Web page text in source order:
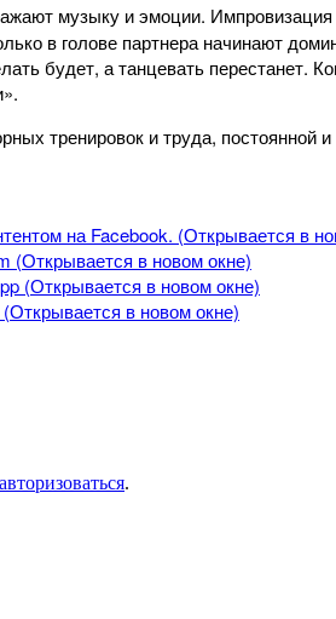
музыку и эмоции.
в голове партнера начинают
будет, а танцевать перестанет.
тренировок и труда,
на Facebook. (Открывается в
(Открывается в новом окне)
(Открывается в новом окне)
в новом окне)
авторизоваться.